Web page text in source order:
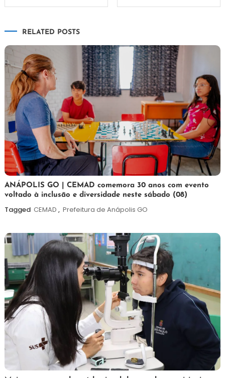
RELATED POSTS
7
de
agosto
Maurilio
ANÁPOLIS GO | CEMAD comemora 30 anos com evento
voltado à inclusão e diversidade neste sábado (08)
Tagged CEMAD , Prefeitura de Anápolis GO